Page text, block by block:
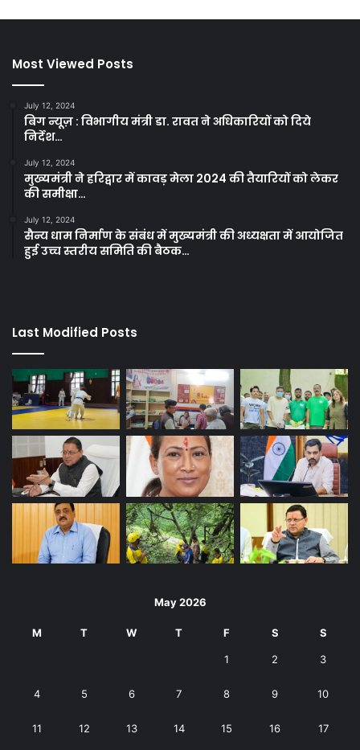
Most Viewed Posts
July 12, 2024
बिग न्यूज़ : विभागीय मंत्री डा. रावत ने अधिकारियों को दिये
निर्देश…
July 12, 2024
मुख्यमंत्री ने हरिद्वार में कावड़ मेला 2024 की तैयारियों को लेकर
की समीक्षा…
July 12, 2024
सैन्य धाम निर्माण के संबंध में मुख्यमंत्री की अध्यक्षता में आयोजित
हुई उच्च स्तरीय समिति की बैठक…
Last Modified Posts
May 2026
M T W T F S S
1 2 3
4 5 6 7 8 9 10
11 12 13 14 15 16 17